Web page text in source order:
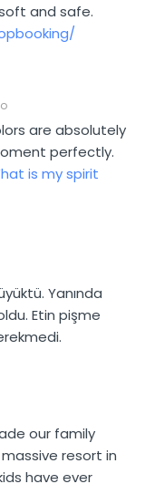
and safe.
are absolutely
perfectly.
is my spirit
Yanında
Etin pişme
our family
resort in
have ever